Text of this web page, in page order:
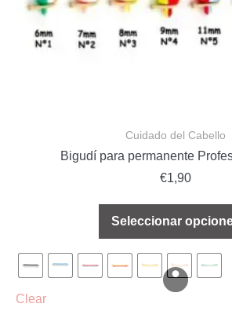
Cuidado del Cabello
Bigudí para permanente
€1,90
Seleccionar